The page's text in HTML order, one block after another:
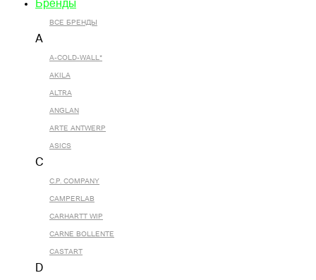
Бренды
ВСЕ БРЕНДЫ
A
A-COLD-WALL*
AKILA
ALTRA
ANGLAN
ARTE ANTWERP
ASICS
C
C.P. COMPANY
CAMPERLAB
CARHARTT WIP
CARNE BOLLENTE
CASTART
D